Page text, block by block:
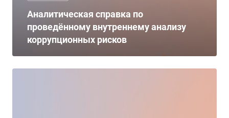
Аналитическая справка по
проведённому внутреннему анализу
коррупционных рисков